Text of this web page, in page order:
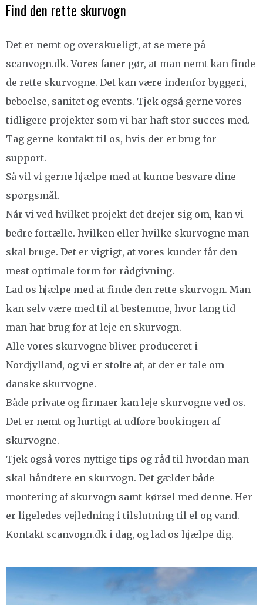
Find den rette skurvogn
Det er nemt og overskueligt, at se mere på
scanvogn.dk. Vores faner gør, at man nemt kan finde
de rette skurvogne. Det kan være indenfor byggeri,
beboelse, sanitet og events. Tjek også gerne vores
tidligere projekter som vi har haft stor succes med.
Tag gerne kontakt til os, hvis der er brug for
support.
Så vil vi gerne hjælpe med at kunne besvare dine
spørgsmål.
Når vi ved hvilket projekt det drejer sig om, kan vi
bedre fortælle. hvilken eller hvilke skurvogne man
skal bruge. Det er vigtigt, at vores kunder får den
mest optimale form for rådgivning.
Lad os hjælpe med at finde den rette skurvogn. Man
kan selv være med til at bestemme, hvor lang tid
man har brug for at leje en skurvogn.
Alle vores skurvogne bliver produceret i
Nordjylland, og vi er stolte af, at der er tale om
danske skurvogne.
Både private og firmaer kan leje skurvogne ved os.
Det er nemt og hurtigt at udføre bookingen af
skurvogne.
Tjek også vores nyttige tips og råd til hvordan man
skal håndtere en skurvogn. Det gælder både
montering af skurvogn samt kørsel med denne. Her
er ligeledes vejledning i tilslutning til el og vand.
Kontakt scanvogn.dk i dag, og lad os hjælpe dig.